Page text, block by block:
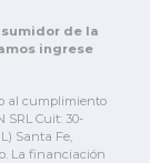
de la
ingrese
al cumplimiento
SRL Cuit: 30-
Santa Fe,
La financiación